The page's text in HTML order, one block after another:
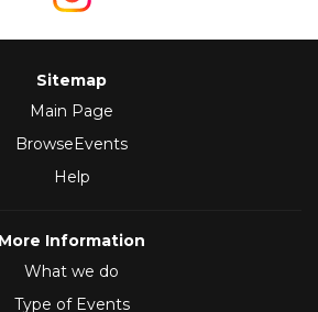
Sitemap
Main Page
BrowseEvents
Help
More Information
What we do
Type of Events